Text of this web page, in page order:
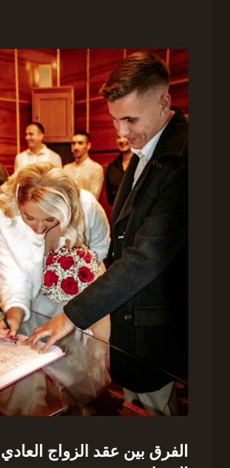
الفرق بين عقد الزواج